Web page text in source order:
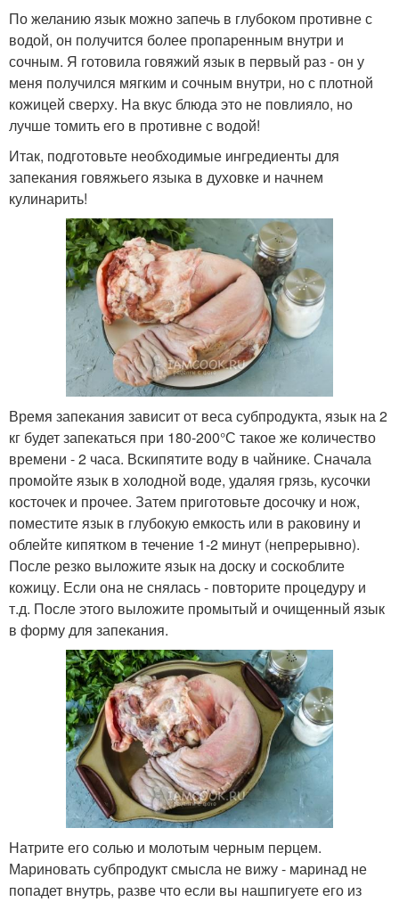
По желанию язык можно запечь в глубоком противне с
водой, он получится более пропаренным внутри и
сочным. Я готовила говяжий язык в первый раз - он у
меня получился мягким и сочным внутри, но с плотной
кожицей сверху. На вкус блюда это не повлияло, но
лучше томить его в противне с водой!
Итак, подготовьте необходимые ингредиенты для
запекания говяжьего языка в духовке и начнем
кулинарить!
Время запекания зависит от веса субпродукта, язык на 2
кг будет запекаться при 180-200°С такое же количество
времени - 2 часа. Вскипятите воду в чайнике. Сначала
промойте язык в холодной воде, удаляя грязь, кусочки
косточек и прочее. Затем приготовьте досочку и нож,
поместите язык в глубокую емкость или в раковину и
облейте кипятком в течение 1-2 минут (непрерывно).
После резко выложите язык на доску и соскоблите
кожицу. Если она не снялась - повторите процедуру и
т.д. После этого выложите промытый и очищенный язык
в форму для запекания.
Натрите его солью и молотым черным перцем.
Мариновать субпродукт смысла не вижу - маринад не
попадет внутрь, разве что если вы нашпигуете его из